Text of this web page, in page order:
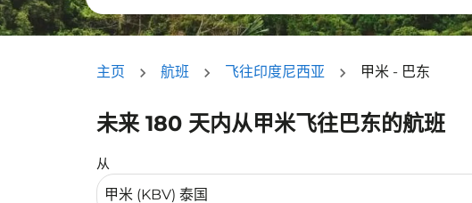
主页 航班 飞往印度尼西亚 甲米 - 巴东
未来 180 天内从甲米飞往巴东的航班
从
没有符合您的筛选条件的机票。请调整您的筛选条件。